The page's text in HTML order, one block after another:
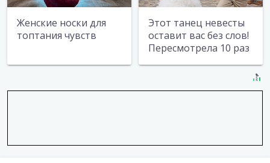
Женские носки для
топтания чувств
Этот танец невесты
оставит вас без слов!
Пересмотрела 10 раз